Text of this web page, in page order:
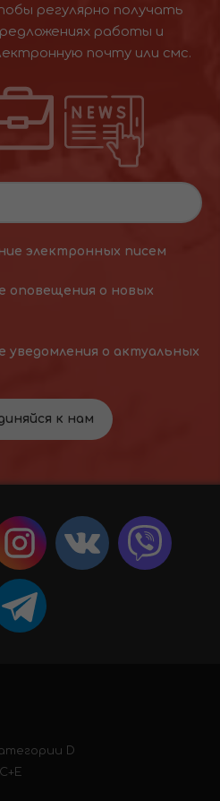
регулярно получать
работы и
почту или смс.
электронных писем
оповещения о новых
уведомления о актуальных
к нам
D